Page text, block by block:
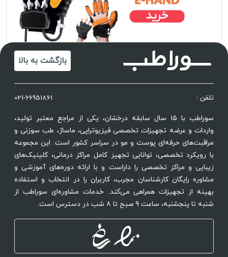
بازگشت به بالا
تلفن : 021-66951861
سوراطب با ۱۵ سال سابقه درخشان، یکی از مراجع معتبر تولید،
واردات و عرضه تجهیزات تخصصی فیزیوتراپی، ماساژ، طب سوزنی و
مراقبت‌های حرفه‌ای پوست و مو در سراسر کشور است. این مجموعه
با رویکرد تخصصی، توانایی تجهیز کامل مراکز درمانی، کلینیک‌های
زیبایی و مراکز تخصصی را داراست و با ارائه دوره‌های آموزشی و
مشاوره رایگان کارشناسان مجرب، کاربران را در انتخاب و استفاده
بهینه از تجهیزات همراهی می‌کند. خدمات مشاوره‌ای سوراطب از
شنبه تا پنجشنبه، ساعت ۹ صبح تا ۸ شب در دسترس است.